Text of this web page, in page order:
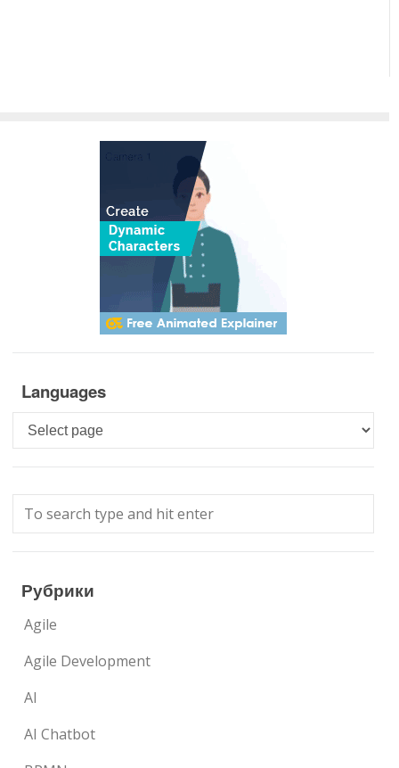
Languages
Languages
Рубрики
Agile
Agile Development
AI
AI Chatbot